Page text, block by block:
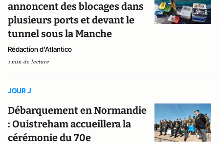
annoncent des blocages dans
plusieurs ports et devant le
tunnel sous la Manche
Rédaction d'Atlantico
1 min de lecture
JOUR J
Débarquement en Normandie
: Ouistreham accueillera la
cérémonie du 70e